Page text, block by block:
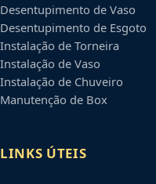
Desentupimento de Vaso
Desentupimento de Esgoto
Instalação de Torneira
Instalação de Vaso
Instalação de Chuveiro
Manutenção de Box
LINKS ÚTEIS